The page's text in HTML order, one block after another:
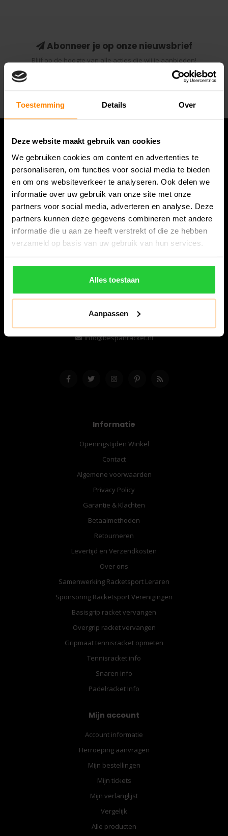
Toestemming Details Over
Deze website maakt gebruik van cookies
We gebruiken cookies om content en advertenties te
personaliseren, om functies voor social media te bieden
en om ons websiteverkeer te analyseren. Ook delen we
informatie over uw gebruik van onze site met onze
partners voor social media, adverteren en analyse. Deze
partners kunnen deze gegevens combineren met andere
informatie die u aan ze heeft verstrekt of die ze hebben
verzameld op basis van uw gebruik van hun services.
Alles toestaan
Aanpassen
Abonneer je op onze nieuwsbrief
Blijf op de hoogte van alle acties die wij je aanbieden!
Abonneer
Bespanracket.nl is dé racketspecialist van Lelystad en
omstreken.
Snijdersstraat 6
8224 AA Lelystad
Nederland
06-57276080
info@bespanracket.nl
Informatie
Openingstijden Winkel
Contact
Algemene voorwaarden
Privacy Policy
Garantie & Klachten
Betaalmethoden
Retourneren
Levertijd en Verzendkosten
Over ons
Samenwerking Racketsport Leraren
Sponsoring Racketsport Verenigingen
Basisgrip racket vervangen
Overgrip racket vervangen
Gripmaat tennisracket opmeten
Tennisracket info
Snaren info
Padelracket Info
Mijn account
Account informatie
Herroeping aanvragen
Mijn bestellingen
Mijn tickets
Mijn verlanglijst
Vergelijk
Alle producten